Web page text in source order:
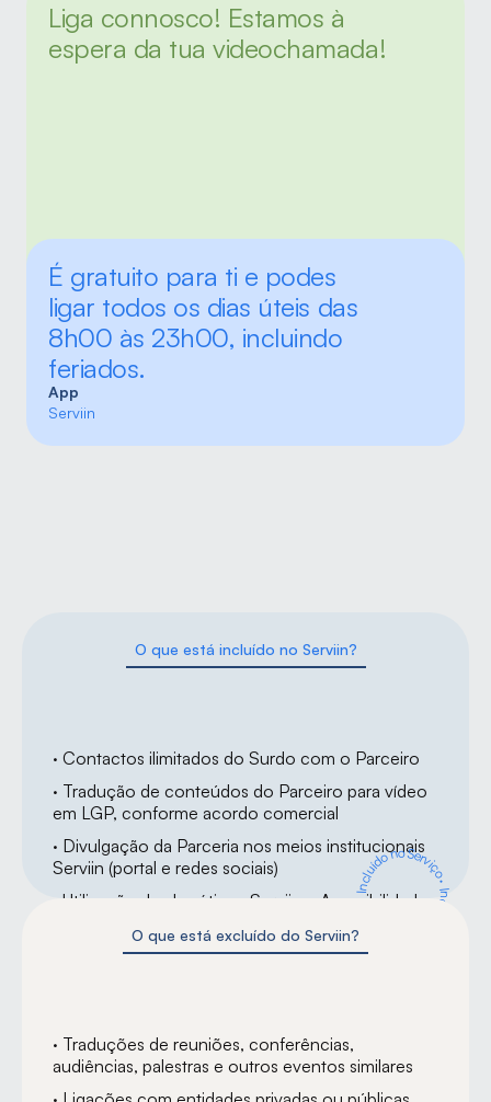
Liga connosco! Estamos à
espera da tua videochamada!
É gratuito para ti e podes
ligar todos os dias úteis das
8h00 às 23h00, incluindo
feriados.
App
Serviin
O que está incluído no Serviin?
Incluído no Serviço·
Incluído no Serviço ·
· Contactos ilimitados do Surdo com o Parceiro
· Tradução de conteúdos do Parceiro para vídeo
em LGP, conforme acordo comercial
· Divulgação da Parceria nos meios institucionais
Serviin (portal e redes sociais)
· Utilização dos logótipos Serviin e Acessibilidade
O que está excluído do Serviin?
· Traduções de reuniões, conferências,
audiências, palestras e outros eventos similares